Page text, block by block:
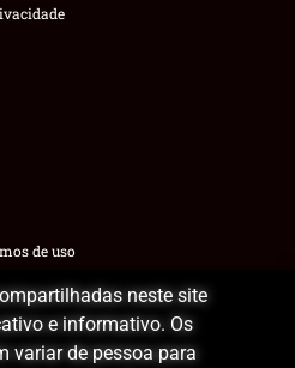
de uso
neste site
e informativo. Os
variar de pessoa para